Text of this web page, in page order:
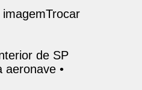
Trocar
de SP
aeronave •